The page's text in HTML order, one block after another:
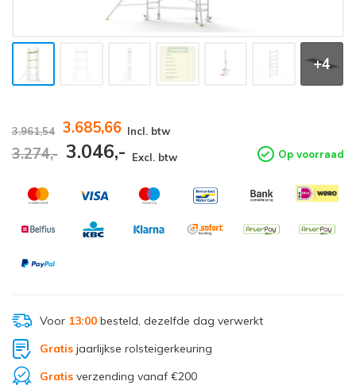
+4
3.961,54 3.685,66 Incl. btw
3.274,- 3.046,- Excl. btw Op voorraad
Voor 13:00besteld, dezelfde dag verwerkt
Gratisjaarlijkse rolsteigerkeuring
Gratisverzending vanaf €200